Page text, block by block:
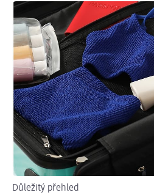
Důležitý přehled